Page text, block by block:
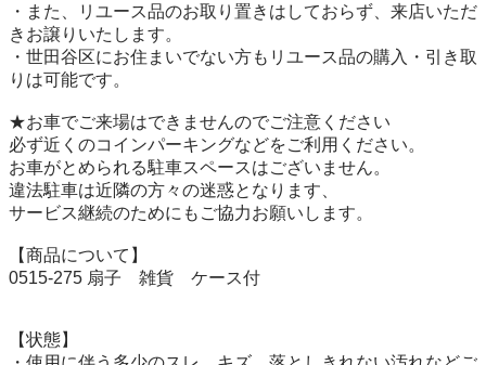
・また、リユース品のお取り置きはしておらず、来店いただ
きお譲りいたします。
・世田谷区にお住まいでない方もリユース品の購入・引き取
りは可能です。
★お車でご来場はできませんのでご注意ください
必ず近くのコインパーキングなどをご利用ください。
お車がとめられる駐車スペースはございません。
違法駐車は近隣の方々の迷惑となります、
サービス継続のためにもご協力お願いします。
【商品について】
0515-275 扇子　雑貨　ケース付
【状態】